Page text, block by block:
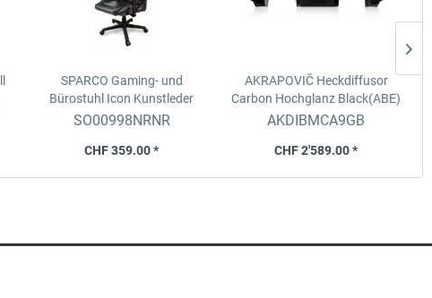
SPARCO Gaming- und
Bürostuhl Icon Kunstleder
schwarz-schwarz
SO00998NRNR
CHF 359.00 *
AKRAPOVIČ Heckdiffusor
Carbon Hochglanz Black(ABE)
BMW M3 (G80, G81), MY 21-26
AKDIBMCA9GB
CHF 2'589.00 *